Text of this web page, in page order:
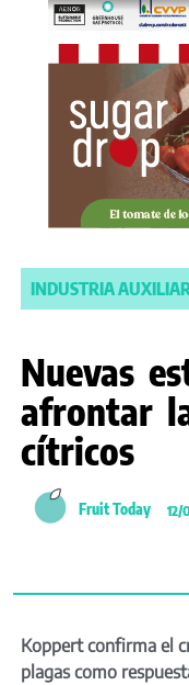
INDUSTRIA AUXILIAR
Nuevas
afrontar
cítricos
Fruit Today 12/
Koppert confirma el
plagas como